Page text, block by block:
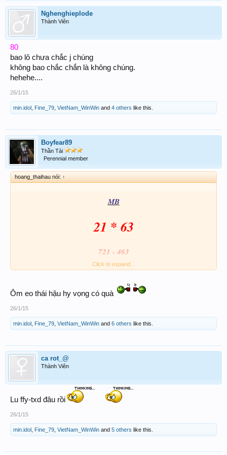
Nghenghieplode
Thành Viên
80
bao lô chưa chắc j chúng
không bao chắc chắn là không chúng.
hehehe....
26/1/15
min.idol Fine_79 VietNam_WinWin and 4 others like this.
Boyfear89
Thần Tài
Perennial member
hoang_thaihau nói: ↑
MB
21 * 63
721 - 463
Chúc ACE Thần Tài Big Win
Click to expand...
Ôm eo thái hậu hy vọng có quà
26/1/15
min.idol Fine_79 VietNam_WinWin and 6 others like this.
ca rot_@
Thành Viên
Lu ffy-txd đâu rồi
26/1/15
min.idol Fine_79 VietNam_WinWin and 5 others like this.